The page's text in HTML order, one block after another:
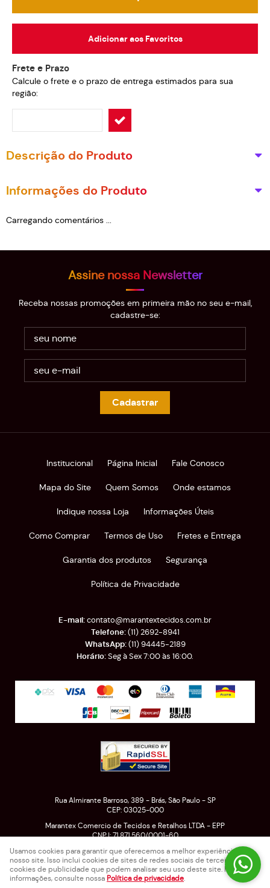
Adicionar aos Favoritos
Frete e Prazo
Calcule o frete e o prazo de entrega estimados para sua
região:
Descrição do Produto
Informações do Produto
Carregando comentários ...
Assine nossa Newsletter
Receba nossas promoções em primeira mão no seu e-mail,
cadastre-se:
Cadastrar
Institucional Página Inicial Fale Conosco
Mapa do Site Quem Somos Onde estamos
Indique nossa Loja Informações Úteis
Como Comprar Termos de Uso Fretes e Entrega
Garantia dos produtos Segurança
Política de Privacidade
(11)2692-8941
(11)94445-2189
Seg à Sex 7:00 às 16:00.
contato@marantextecidos.com.br
Rua Almirante Barroso, 389 - Brás, São Paulo- SP
CEP: 03025-000
Marantex Comercio de Tecidos e Retalhos LTDA - EPP
CNPJ: 71.871.560/0001-60
LOJA VIRTUAL CRIADA POR
Usamos cookies para garantir que oferecemos a melhor experiência em
nosso site. Isso inclui cookies de sites de redes sociais de terceiros e
cookies de publicidade que podem analisar seu uso deste site. Para mais
informações, consulte nossa Política de privacidade.